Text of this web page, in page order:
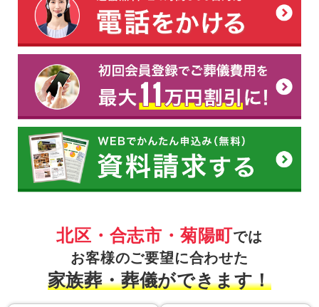
北区・合志市・菊陽町では
お客様のご要望に合わせた
家族葬・葬儀ができます！